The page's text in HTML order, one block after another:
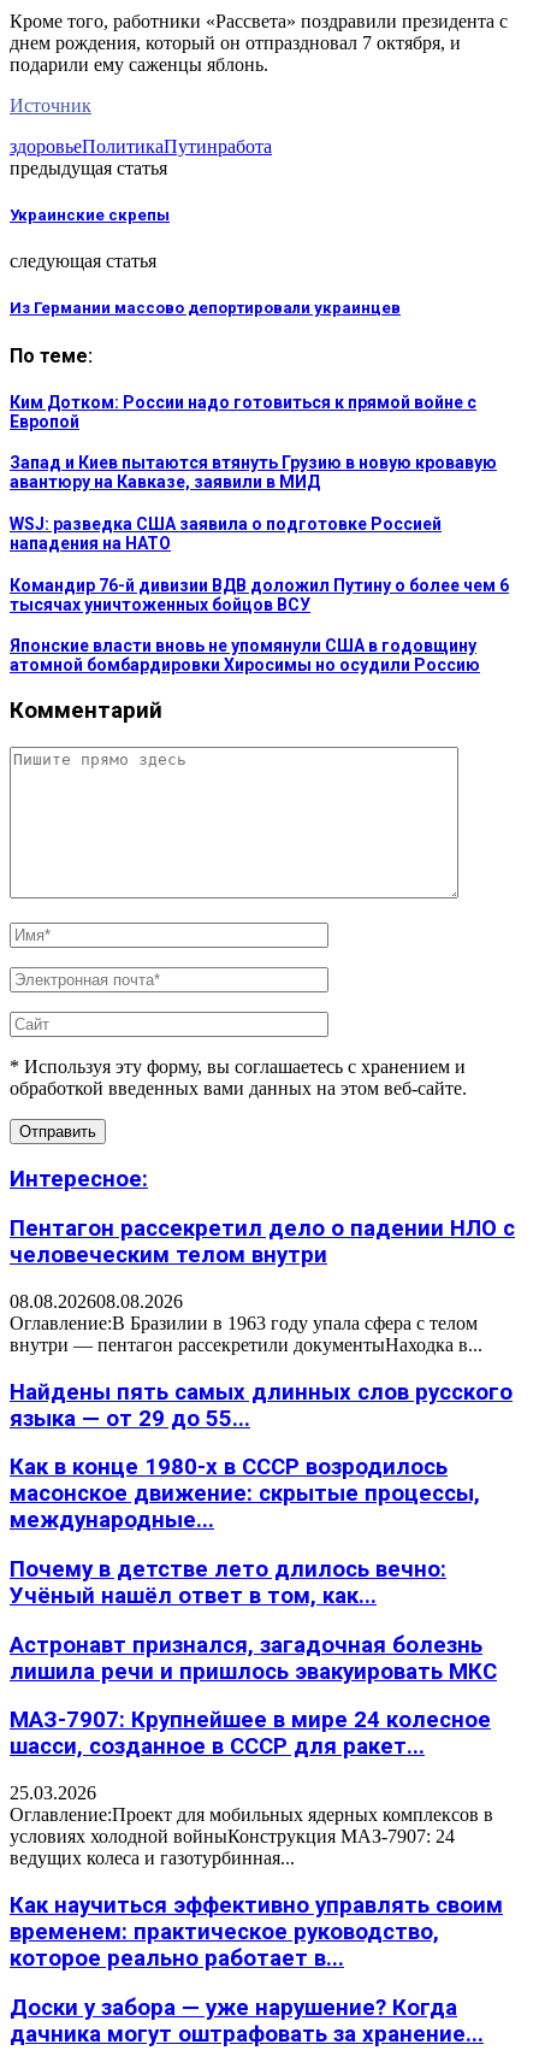
Кроме того, работники «Рассвета» поздравили президента с
днем рождения, который он отпраздновал 7 октября, и
подарили ему саженцы яблонь.
Источник
здоровьеПолитикаПутинработа
предыдущая статья
Украинские скрепы
следующая статья
Из Германии массово депортировали украинцев
По теме:
Ким Дотком: России надо готовиться к прямой войне с
Европой
Запад и Киев пытаются втянуть Грузию в новую кровавую
авантюру на Кавказе, заявили в МИД
WSJ: разведка США заявила о подготовке Россией
нападения на НАТО
Командир 76-й дивизии ВДВ доложил Путину о более чем 6
тысячах уничтоженных бойцов ВСУ
Японские власти вновь не упомянули США в годовщину
атомной бомбардировки Хиросимы но осудили Россию
Комментарий
* Используя эту форму, вы соглашаетесь с хранением и
обработкой введенных вами данных на этом веб-сайте.
Интересное:
Пентагон рассекретил дело о падении НЛО с
человеческим телом внутри
08.08.202608.08.2026
Оглавление:В Бразилии в 1963 году упала сфера с телом
внутри — пентагон рассекретили документыНаходка в...
Найдены пять самых длинных слов русского
языка — от 29 до 55...
Как в конце 1980-х в СССР возродилось
масонское движение: скрытые процессы,
международные...
Почему в детстве лето длилось вечно:
Учёный нашёл ответ в том, как...
Астронавт признался, загадочная болезнь
лишила речи и пришлось эвакуировать МКС
МАЗ-7907: Крупнейшее в мире 24 колесное
шасси, созданное в СССР для ракет...
25.03.2026
Оглавление:Проект для мобильных ядерных комплексов в
условиях холодной войныКонструкция МАЗ-7907: 24
ведущих колеса и газотурбинная...
Как научиться эффективно управлять своим
временем: практическое руководство,
которое реально работает в...
Доски у забора — уже нарушение? Когда
дачника могут оштрафовать за хранение...